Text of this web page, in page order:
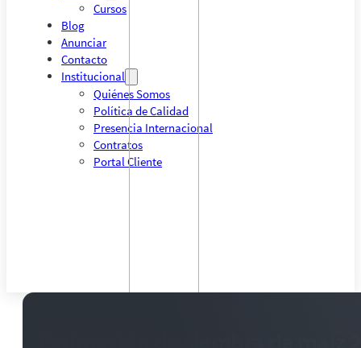
Cursos
Blog
Anunciar
Contacto
Institucional
Quiénes Somos
Política de Calidad
Presencia Internacional
Contratos
Portal Cliente